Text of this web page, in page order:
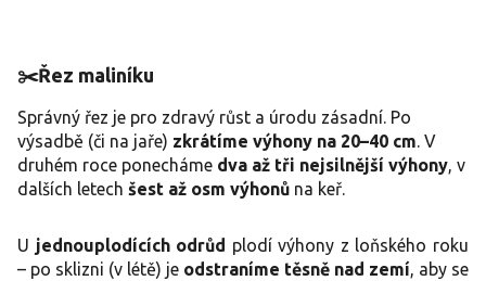
✂️Řez maliníku
Správný řez je pro zdravý růst a úrodu zásadní. Po
výsadbě (či na jaře) zkrátíme výhony na 20–40 cm . V
druhém roce ponecháme dva až tři nejsilnější výhony , v
dalších letech šest až osm výhonů na keř.
U jednouplodících odrůd plodí výhony z loňského roku
– po sklizni (v létě) je odstraníme těsně nad zemí , aby se